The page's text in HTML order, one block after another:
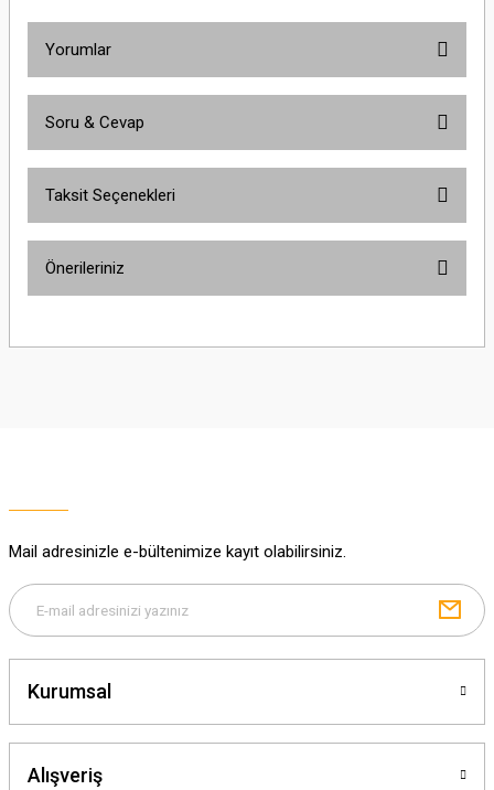
Yorumlar
Soru & Cevap
Taksit Seçenekleri
Önerileriniz
yetersiz gördüğünüz noktaları öneri formunu kullanarak tarafımıza
Bu ürüne benzer farklı alternatifler olmalı.
Mail adresinizle e-bültenimize kayıt olabilirsiniz.
Kurumsal
Alışveriş